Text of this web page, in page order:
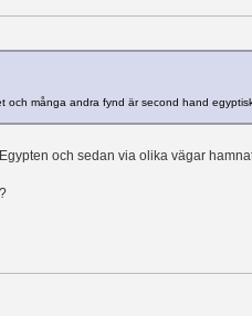
och många andra fynd är second hand
och sedan via olika vägar